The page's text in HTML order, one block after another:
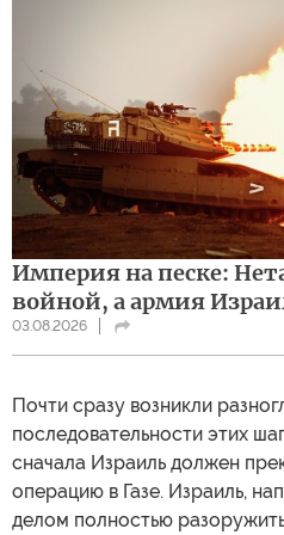
Империя на песке:
войной, а армия
03.08.2026
Почти сразу возникли
последовательности этих
сначала Израиль должен
операцию в Газе. Израиль,
делом полностью